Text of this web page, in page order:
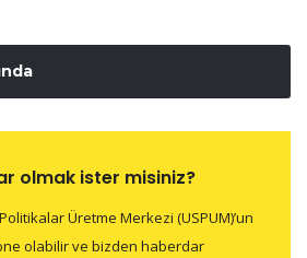
olmak ister misiniz?
Üretme Merkezi (USPUM)’un
olabilir ve bizden haberdar